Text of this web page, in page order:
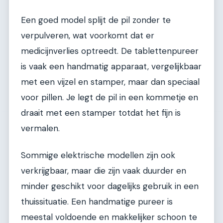
Een goed model splijt de pil zonder te
verpulveren, wat voorkomt dat er
medicijnverlies optreedt. De tablettenpureer
is vaak een handmatig apparaat, vergelijkbaar
met een vijzel en stamper, maar dan speciaal
voor pillen. Je legt de pil in een kommetje en
draait met een stamper totdat het fijn is
vermalen.
Sommige elektrische modellen zijn ook
verkrijgbaar, maar die zijn vaak duurder en
minder geschikt voor dagelijks gebruik in een
thuissituatie. Een handmatige pureer is
meestal voldoende en makkelijker schoon te